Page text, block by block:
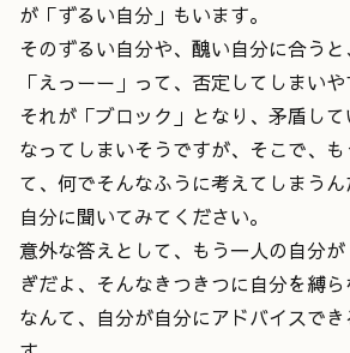
が「ずるい自分」もいます。
そのずるい自分や、醜い自分に合う
「えっーー」って、否定してしまいや
それが「ブロック」となり、矛盾し
なってしまいそうですが、そこで、
て、何でそんなふうに考えてしまうん
自分に聞いてみてください。
意外な答えとして、もう一人の自分
ぎだよ、そんなきつきつに自分を縛ら
なんて、自分が自分にアドバイスで